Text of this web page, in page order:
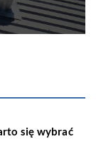
się wybrać